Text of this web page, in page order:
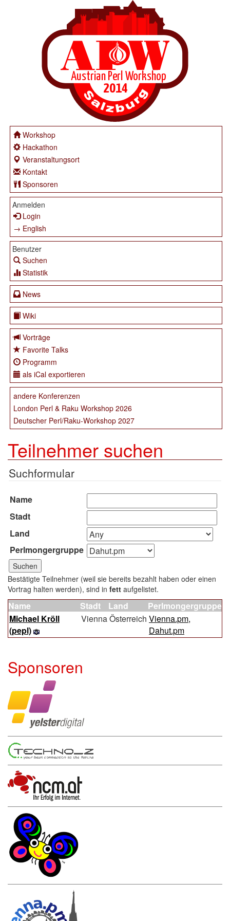
Workshop
Hackathon
Veranstaltungsort
Kontakt
Sponsoren
Anmelden
Login
→ English
Benutzer
Suchen
Statistik
News
Wiki
Vorträge
Favorite Talks
Programm
als iCal exportieren
andere Konferenzen
London Perl & Raku Workshop 2026
Deutscher Perl/Raku-Workshop 2027
Teilnehmer suchen
Suchformular
Name
Stadt
Land
Perlmongergruppe
Bestätigte Teilnehmer (weil sie bereits bezahlt haben oder einen
Vortrag halten werden), sind in fett aufgelistet.
Name Stadt Land
Perlmongergruppe
Michael Kröll
(‎pepl‎)
ViennaÖsterreich Vienna.pm,
Dahut.pm
Sponsoren